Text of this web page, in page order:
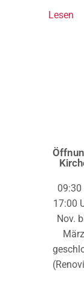
Lesen
09:30
17:00
Nov.
März